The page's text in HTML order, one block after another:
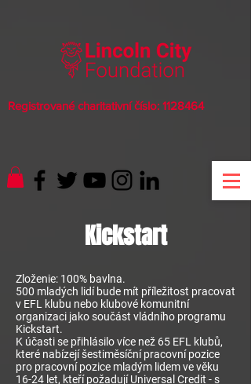
Registrované charitativní číslo: 1128464
Kickstart
Zloženie: 100% bavlna.
500 mladých lidí bude mít příležitost pracovat
v EFL klubu nebo klubové komunitní
organizaci jako součást vládního programu
Kickstart.
K účasti se přihlásilo více než 65 EFL klubů,
které nabízejí šestiměsíční pracovní pozice
pro pracovní pozice mladým lidem ve věku
16-24 let, kteří požadují Universal Credit - s